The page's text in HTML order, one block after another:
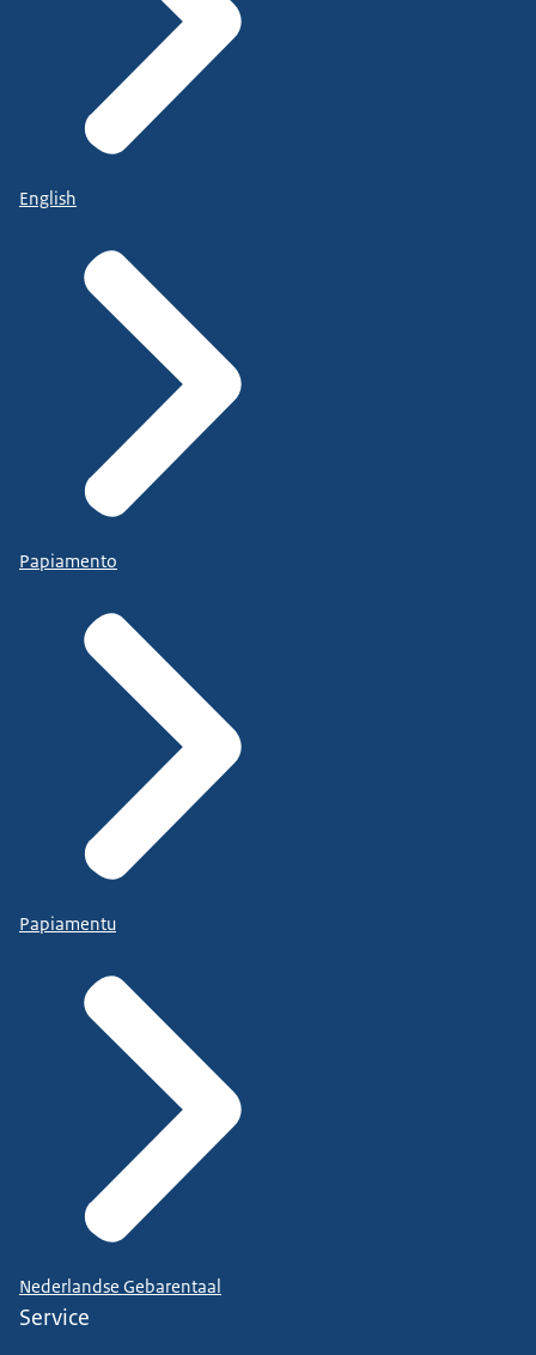
English
Papiamento
Papiamentu
Nederlandse Gebarentaal
Service